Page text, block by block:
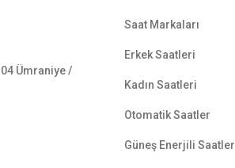
Ümraniye /
Saat Markaları
Erkek Saatleri
Kadın Saatleri
Otomatik Saatler
Güneş Enerjili Saatler